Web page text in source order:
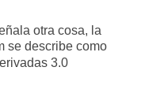
otra cosa, la
se describe como
3.0